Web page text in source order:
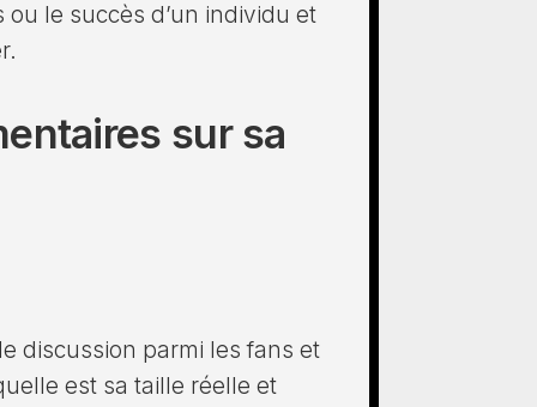
le succès d’un individu et
sur sa
discussion parmi les fans et
est sa taille réelle et